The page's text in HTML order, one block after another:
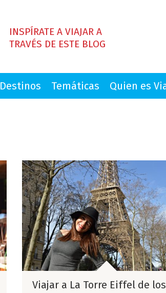
INSPÍRATE A VIAJAR A
TRAVÉS DE ESTE BLOG
Destinos Temáticas Quien es
Viajar a La Torre Eiffel de los